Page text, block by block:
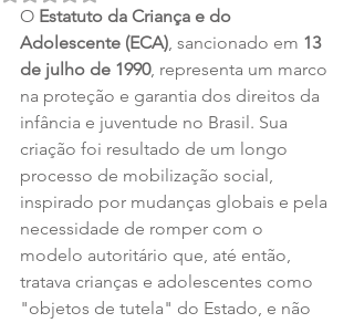
O Estatuto da Criança e do
Adolescente (ECA), sancionado em 13
de julho de 1990, representa um marco
na proteção e garantia dos direitos da
infância e juventude no Brasil. Sua
criação foi resultado de um longo
processo de mobilização social,
inspirado por mudanças globais e pela
necessidade de romper com o
modelo autoritário que, até então,
tratava crianças e adolescentes como
"objetos de tutela" do Estado, e não